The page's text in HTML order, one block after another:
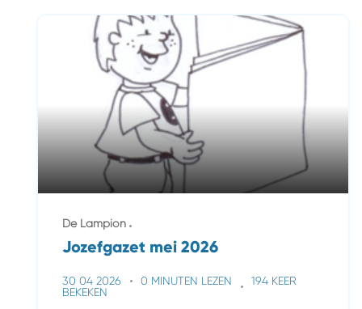
De Lampion
Jozefgazet mei 2026
30 04 2026 0 MINUTEN LEZEN
194 KEER
BEKEKEN